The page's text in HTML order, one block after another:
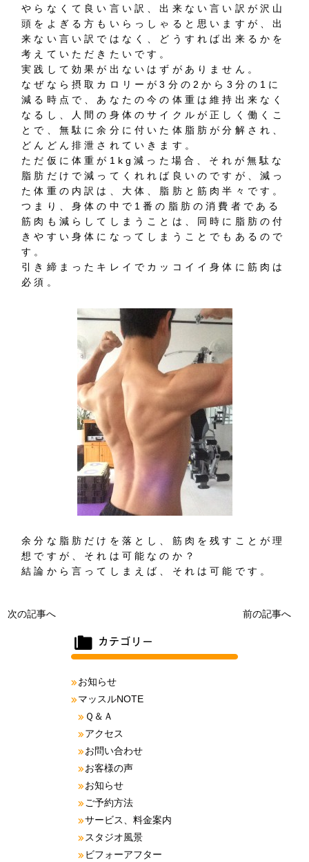
やらなくて良い言い訳、出来ない言い訳が沢山
頭をよぎる方もいらっしゃると思いますが、出
来ない言い訳ではなく、どうすれば出来るかを
考えていただきたいです。
実践して効果が出ないはずがありません。
なぜなら摂取カロリーが3分の2から3分の1に
減る時点で、あなたの今の体重は維持出来なく
なるし、人間の身体のサイクルが正しく働くこ
とで、無駄に余分に付いた体脂肪が分解され、
どんどん排泄されていきます。
ただ仮に体重が1kg減った場合、それが無駄な
脂肪だけで減ってくれれば良いのですが、減っ
た体重の内訳は、大体、脂肪と筋肉半々です。
つまり、身体の中で1番の脂肪の消費者である
筋肉も減らしてしまうことは、同時に脂肪の付
きやすい身体になってしまうことでもあるので
す。
引き締まったキレイでカッコイイ身体に筋肉は
必須。
余分な脂肪だけを落とし、筋肉を残すことが理
想ですが、それは可能なのか？
結論から言ってしまえば、それは可能です。
次の記事へ 前の記事へ
お知らせ
マッスルNOTE
Ｑ＆Ａ
アクセス
お問い合わせ
お客様の声
お知らせ
ご予約方法
サービス、料金案内
スタジオ風景
ビフォーアフター